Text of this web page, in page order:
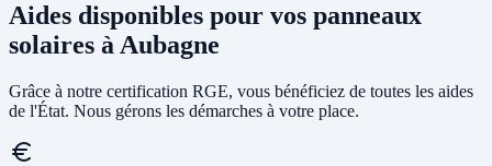
Aides disponibles pour vos panneaux
solaires à Aubagne
Grâce à notre certification RGE, vous bénéficiez de toutes les aides
de l'État. Nous gérons les démarches à votre place.